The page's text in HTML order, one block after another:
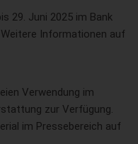
29. Juni 2025 im Bank
Informationen auf
Verwendung im
zur Verfügung.
im Pressebereich auf